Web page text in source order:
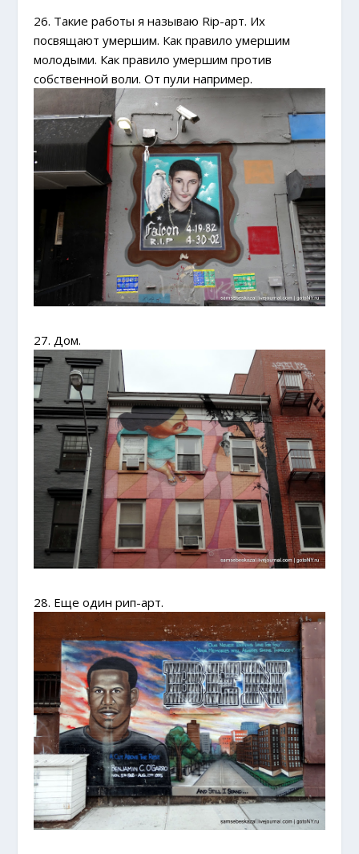
26. Такие работы я называю Rip-арт. Их
посвящают умершим. Как правило умершим
молодыми. Как правило умершим против
собственной воли. От пули например.
27. Дом.
28. Еще один рип-арт.